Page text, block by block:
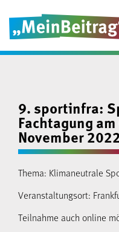
9. sportinfra:
Fachtagung
November
Thema: Klimaneutrale
Veranstaltungsort:
Teilnahme auch online